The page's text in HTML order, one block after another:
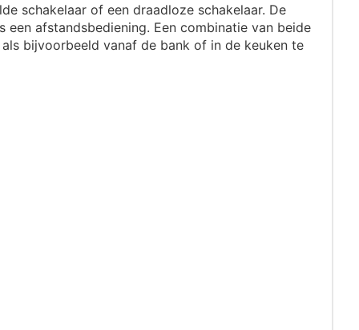
schakelaar of een draadloze schakelaar. De
afstandsbediening. Een combinatie van beide
bijvoorbeeld vanaf de bank of in de keuken te